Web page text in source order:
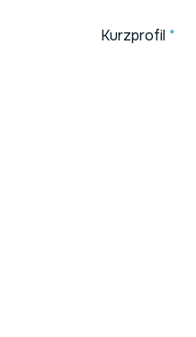
Kurzprofil *